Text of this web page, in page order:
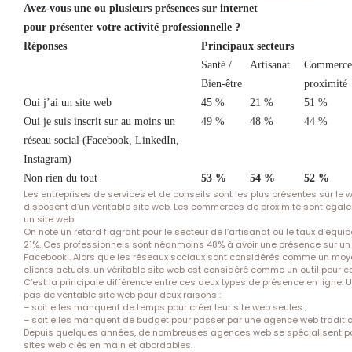
Avez-vous une ou plusieurs présences sur internet
pour présenter votre activité professionnelle ?
Réponses
Principaux secteurs
Santé /
Bien-être
Artisanat
proximité
Oui j’ai un site web
45 % 21 %
51 %
Oui je suis inscrit sur au moins un
réseau social (Facebook, LinkedIn,
Instagram)
49 % 48 % 44 %
Non rien du tout 53 % 54 % 52 %
Les entreprises de services et de conseils sont les plus présentes sur le
disposent d’un véritable site web. Les commerces de proximité sont
un site web.
On note un retard flagrant pour le secteur de l’artisanat où le taux
21%. Ces professionnels sont néanmoins 48% à avoir une présence sur
Facebook . Alors que les réseaux sociaux sont considérés comme un
clients actuels, un véritable site web est considéré comme un outil pour
C’est la principale différence entre ces deux types de présence en ligne.
pas de véritable site web pour deux raisons :
– soit elles manquent de temps pour créer leur site web seules ;
– soit elles manquent de budget pour passer par une agence web
Depuis quelques années, de nombreuses agences web se spécialisent
sites web clés en main et abordables.